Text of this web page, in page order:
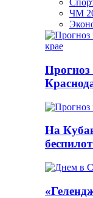
ЧМ
Прогноз
На